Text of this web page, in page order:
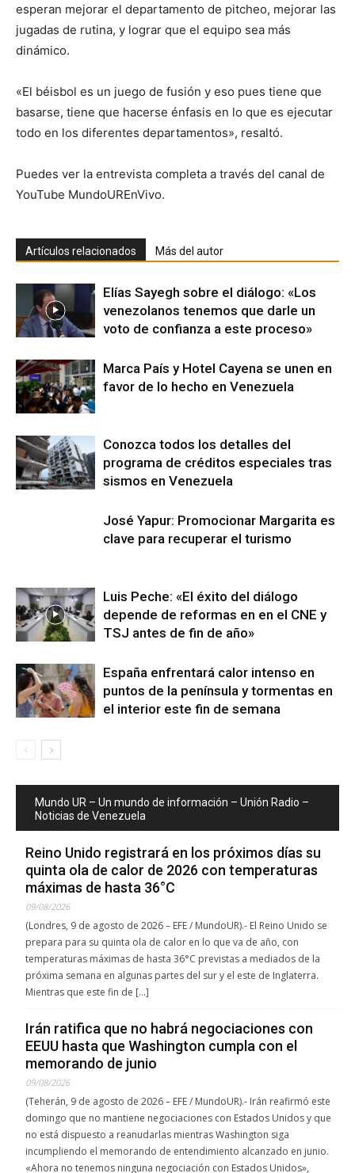
esperan mejorar el departamento de pitcheo, mejorar las
jugadas de rutina, y lograr que el equipo sea más
dinámico.
«El béisbol es un juego de fusión y eso pues tiene que
basarse, tiene que hacerse énfasis en lo que es ejecutar
todo en los diferentes departamentos», resaltó.
Puedes ver la entrevista completa a través del canal de
YouTube MundoUREnVivo.
Artículos relacionados Más del autor
Elías Sayegh sobre el diálogo: «Los
venezolanos tenemos que darle un
voto de confianza a este proceso»
Marca País y Hotel Cayena se unen en
favor de lo hecho en Venezuela
Conozca todos los detalles del
programa de créditos especiales tras
sismos en Venezuela
José Yapur: Promocionar Margarita es
clave para recuperar el turismo
Luis Peche: «El éxito del diálogo
depende de reformas en en el CNE y
TSJ antes de fin de año»
España enfrentará calor intenso en
puntos de la península y tormentas en
el interior este fin de semana
Mundo UR – Un mundo de información – Unión Radio –
Noticias de Venezuela
Reino Unido registrará en los próximos días su
quinta ola de calor de 2026 con temperaturas
máximas de hasta 36°C
09/08/2026
(Londres, 9 de agosto de 2026 – EFE / MundoUR).- El Reino Unido se
prepara para su quinta ola de calor en lo que va de año, con
temperaturas máximas de hasta 36°C previstas a mediados de la
próxima semana en algunas partes del sur y el este de Inglaterra.
Mientras que este fin de […]
Irán ratifica que no habrá negociaciones con
EEUU hasta que Washington cumpla con el
memorando de junio
09/08/2026
(Teherán, 9 de agosto de 2026 – EFE / MundoUR).- Irán reafirmó este
domingo que no mantiene negociaciones con Estados Unidos y que
no está dispuesto a reanudarlas mientras Washington siga
incumpliendo el memorando de entendimiento alcanzado en junio.
«Ahora no tenemos ninguna negociación con Estados Unidos»,